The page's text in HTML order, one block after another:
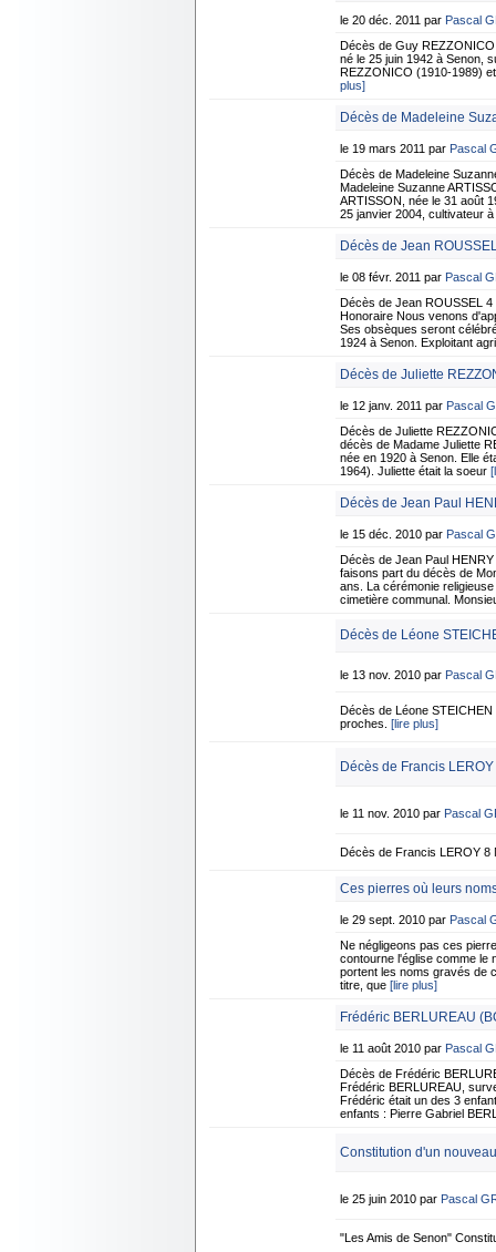
le 20 déc. 2011 par Pascal
Décès de Guy
né le 25 juin 1942 à Senon,
REZZONICO (1910-1989)
plus]
Décès de Madeleine
le 19 mars 2011 par Pascal
Décès de Madeleine
Madeleine Suzanne
ARTISSON, née le 31 août
25 janvier 2004, cultivateur
Décès de Jean
le 08 févr. 2011 par Pascal
Décès de Jean ROUSSEL
Honoraire Nous venons
Ses obsèques seront
1924 à Senon. Exploitant
Décès de Juliette
le 12 janv. 2011 par Pascal
Décès de Juliette
décès de Madame Juliette
née en 1920 à Senon. Elle
1964). Juliette était la soeur
Décès de Jean Paul
le 15 déc. 2010 par Pascal
Décès de Jean Paul
faisons part du décès de
ans. La cérémonie
cimetière communal.
Décès de Léone
le 13 nov. 2010 par Pascal
Décès de Léone
proches. [lire plus]
Décès de Francis
le 11 nov. 2010 par Pascal
Décès de Francis LEROY 8
Ces pierres où leurs
le 29 sept. 2010 par Pascal
Ne négligeons pas ces
contourne l'église comme le
portent les noms gravés de
titre, que [lire plus]
Frédéric BERLUREAU
le 11 août 2010 par Pascal
Décès de Frédéric
Frédéric BERLUREAU,
Frédéric était un des 3
enfants : Pierre Gabriel
Constitution d'un
le 25 juin 2010 par Pascal
"Les Amis de Senon"